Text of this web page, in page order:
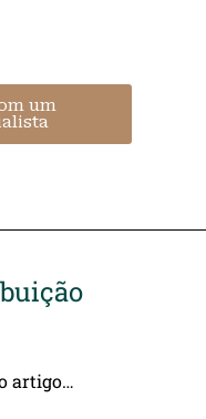
um
artigo…